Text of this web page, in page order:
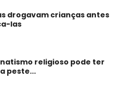
drogavam crianças antes
las
religioso pode ter
peste...